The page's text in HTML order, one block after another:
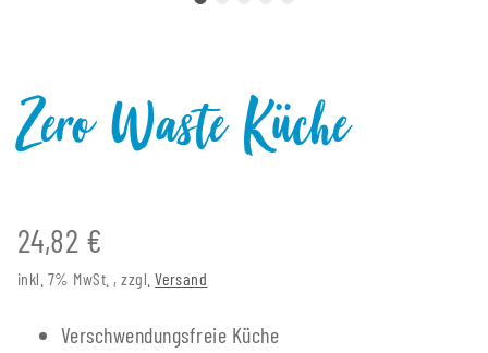
Zero Waste Küche
24,82 €
inkl. 7% MwSt. , zzgl.Versand
Verschwendungsfreie Küche